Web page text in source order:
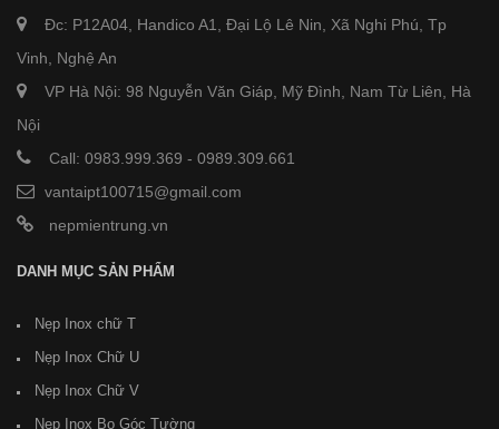
Đc: P12A04, Handico A1, Đại Lộ Lê Nin, Xã Nghi Phú, Tp
Vinh, Nghệ An
VP Hà Nội: 98 Nguyễn Văn Giáp, Mỹ Đình, Nam Từ Liên, Hà
Nội
Call: 0983.999.369 - 0989.309.661
vantaipt100715@gmail.com
nepmientrung.vn
DANH MỤC SẢN PHẨM
Nẹp Inox chữ T
Nẹp Inox Chữ U
Nẹp Inox Chữ V
Nẹp Inox Bo Góc Tường